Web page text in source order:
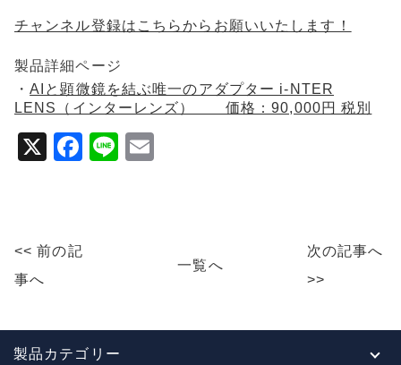
チャンネル登録はこちらからお願いいたします！
製品詳細ページ
・AIと顕微鏡を結ぶ唯一のアダプター i-NTER
LENS（インターレンズ） 価格：90,000円 税別
X
F
k
Li
<< 前の記
事へ
一覧へ
次の記事へ
>>
製品カテゴリー